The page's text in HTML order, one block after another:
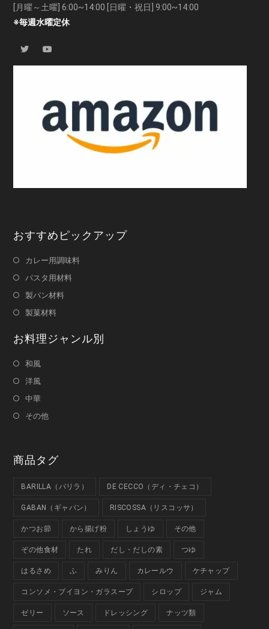
[月曜～土曜] 6:00~14:00 [日曜・祝日] 9:00~14:00
※毎週水曜定休
おすすめピックアップ
カレー用調味料
パスタ用材料
製パン材料
製菓材料
お料理ジャンル別
和風
洋風
中華
その他
商品タグ
BARILLA（バリラ） DE CECCO（ディ・チェコ）
GABAN（ギャバン） RISCOSSA（リスコッサ）
かつお節 から揚げ粉 しょうゆ その他
ぞの他食材 たれ だし・だしの素 つゆ
はるさめ ふ みりん カレールウ ケチャップ
コンソメ・ブイヨン・ガラスープ シロップ ジャム
ゼリー ソース ドレッシング ナッツ類